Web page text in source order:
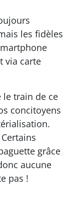
les fidèles
via carte
le train de ce
concitoyens
grâce
aucune
pas !